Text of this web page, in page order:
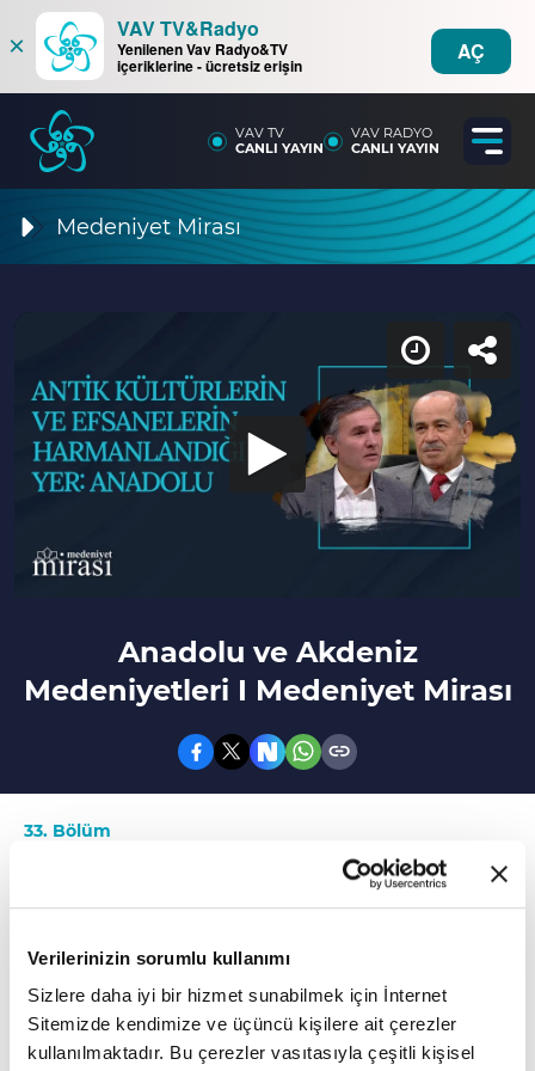
Verilerinizin sorumlu kullanımı
Sizlere daha iyi bir hizmet sunabilmek için İnternet
Sitemizde kendimize ve üçüncü kişilere ait çerezler
kullanılmaktadır. Bu çerezler vasıtasıyla çeşitli kişisel
×
VAV TV&Radyo
Yenilenen Vav Radyo&TV
içeriklerine - ücretsiz erişin
AÇ
VAV TV
CANLI YAYIN
VAV RADYO
CANLI YAYIN
Medeniyet Mirası
Anadolu ve Akdeniz
Medeniyetleri I Medeniyet Mirası
33. Bölüm
Anadolu medeniyetlerinin ayırt edici özellikleri
nelerdir?
batıya, özellikle İslam dünyasının Batı'ya
aktardığı zengin bilim, düşünce, sanat,